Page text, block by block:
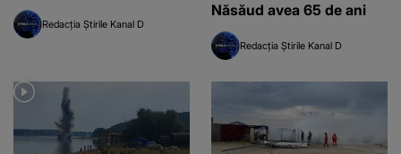
Redacția Știrile Kanal D
Năsăud avea 65 de ani
Redacția Știrile Kanal D